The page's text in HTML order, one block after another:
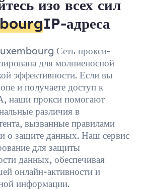
изо всех сил
IP-адреса
Сеть прокси-
для молниеносной
эффективности. Если вы
и получаете доступ к
наши прокси помогают
различия в
вызванные правилами
о защите данных. Наш сервис
для защиты
данных, обеспечивая
онлайн-активности и
информации.